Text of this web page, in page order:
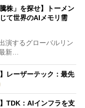
株」を探せ】トーメン
て世界のAIメモリ需
演するグローバルリン
新…
レーザーテック：最先
TDK：AIインフラを支